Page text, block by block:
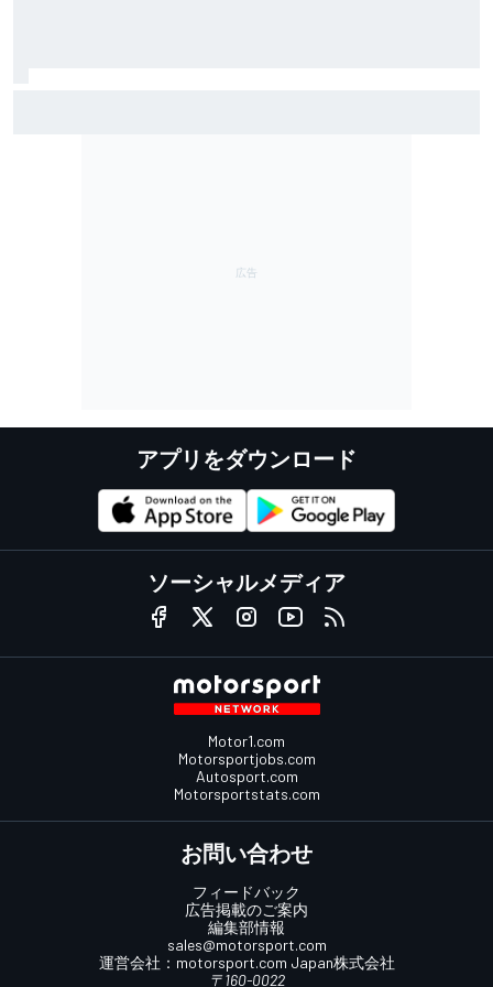
アプリをダウンロード
ソーシャルメディア
Motor1.com
Motorsportjobs.com
Autosport.com
Motorsportstats.com
お問い合わせ
フィードバック
広告掲載のご案内
編集部情報
sales@motorsport.com
運営会社： motorsport.com Japan株式会社
〒160-0022